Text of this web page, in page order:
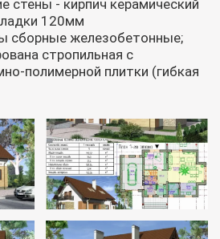
стены - кирпич керамический
120мм
сборные железобетонные;
стропильная с
полимерной плитки (гибкая